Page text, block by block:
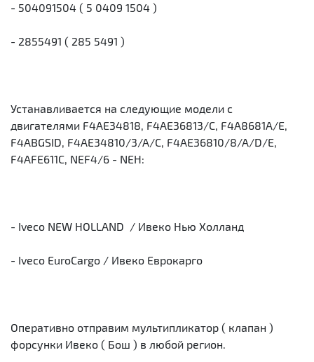
- 504091504 ( 5 0409 1504 )
- 2855491 ( 285 5491 )
Устанавливается на следующие модели с
двигателями F4AE34818, F4AE36813/С, F4A8681A/E,
F4ABGSID, F4AE34810/3/A/C, F4AE36810/8/A/D/E,
F4AFE611C, NEF4/6 - NEH:
- Iveco NEW HOLLAND / Ивеко Нью Холланд
- Iveco EuroCargo / Ивеко Еврокарго
Оперативно отправим мультипликатор ( клапан )
форсунки Ивеко ( Бош ) в любой регион.